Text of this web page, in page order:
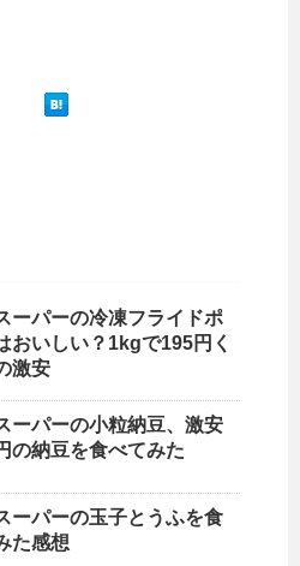
ーパーの冷凍フライドポ
おいしい？1kgで195円く
激安
ーパーの小粒納豆、激安
の納豆を食べてみた
ーパーの玉子とうふを食
た感想